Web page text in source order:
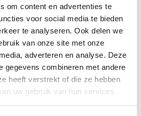
om content en advertenties te
voor social media te bieden
te analyseren. Ook delen we
van onze site met onze
adverteren en analyse. Deze
gegevens combineren met andere
heeft verstrekt of die ze hebben
uw gebruik van hun services.
omdat je helaas geen
had. Het kopen van een
lastig te zijn en hoeft ook
Ook jij kunt dus
betaalbare, maar goed
Wacht dus niet te lang,
blusdeken en wees